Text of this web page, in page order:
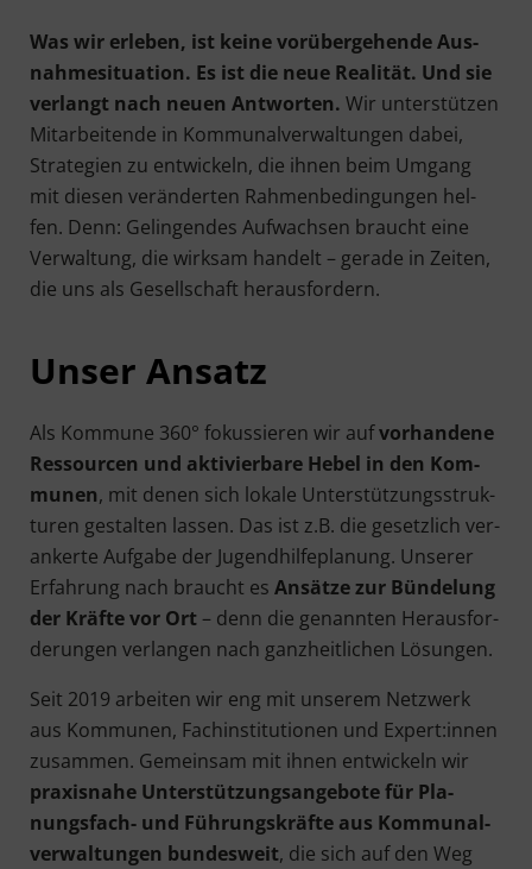
Was wir erle­ben, ist kei­ne vor­über­ge­hen­de Aus­
nah­me­si­tua­ti­on. Es ist die neue Rea­li­tät. Und sie
ver­langt nach neu­en Ant­wor­ten. Wir unter­stüt­zen
Mit­ar­bei­ten­de in Kom­mu­nal­ver­wal­tun­gen dabei,
Stra­te­gien zu ent­wi­ckeln, die ihnen beim Umgang
mit die­sen ver­än­der­ten Rah­men­be­din­gun­gen hel­
fen. Denn: Gelin­gen­des Auf­wach­sen braucht eine
Ver­wal­tung, die wirk­sam han­delt – gera­de in Zei­ten,
die uns als Gesell­schaft herausfordern.
Unser Ansatz
Als Kom­mu­ne 360° fokus­sie­ren wir aufvor­han­de­ne
Res­sour­cen und akti­vier­ba­re Hebel in den Kom­
mu­nen, mit denen sich loka­le Unter­stüt­zungs­struk­
tu­ren gestal­ten las­sen. Das ist z.B. die gesetz­lich ver­
an­ker­te Auf­ga­be der Jugend­hil­fe­pla­nung. Unse­rer
Erfah­rung nach braucht es Ansät­ze zur Bün­de­lung
der Kräf­te vor Ort– denn die genann­ten Her­aus­for­
de­run­gen ver­lan­gen nach ganz­heit­li­chen Lösungen.
Seit 2019 arbei­ten wir eng mit unse­rem Netz­werk
aus Kom­mu­nen, Fach­in­sti­tu­tio­nen und Expert:innen
zusam­men. Gemein­sam mit ihnen ent­wi­ckeln wir
pra­xis­na­he Unter­stüt­zungs­an­ge­bo­te für Pla­
nungs­fach- und Füh­rungs­kräf­te aus Kom­mu­nal­
ver­wal­tun­gen bun­des­weit, die sich auf den Weg